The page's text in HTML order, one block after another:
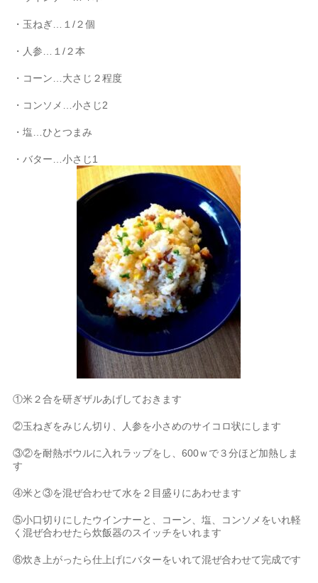
・玉ねぎ…１/２個
・人参…１/２本
・コーン…大さじ２程度
・コンソメ…小さじ2
・塩…ひとつまみ
・バター…小さじ1
①米２合を研ぎザルあげしておきます
②玉ねぎをみじん切り、人参を小さめのサイコロ状にします
③②を耐熱ボウルに入れラップをし、600ｗで３分ほど加熱しま
す
④米と③を混ぜ合わせて水を２目盛りにあわせます
⑤小口切りにしたウインナーと、コーン、塩、コンソメをいれ軽
く混ぜ合わせたら炊飯器のスイッチをいれます
⑥炊き上がったら仕上げにバターをいれて混ぜ合わせて完成です